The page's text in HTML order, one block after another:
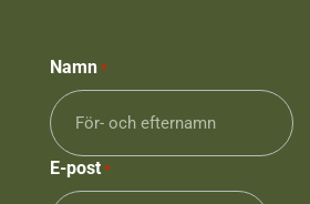
Namn *
E-post *